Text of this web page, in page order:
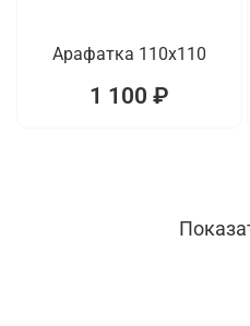
Арафатка 110x110
1 100 ₽